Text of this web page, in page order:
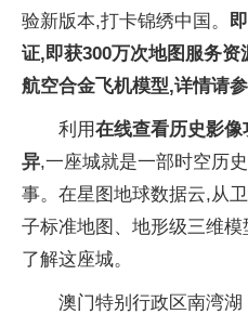
验新版本,打卡锦绣中国。
证,即获300万次地图服务
航空合金飞机模型,详情请
利用在线查看历史影像
异,一座城就是一部时空历
事。在星图地球数据云,从
子标准地图、地形级三维
了解这座城。
澳门特别行政区南湾湖